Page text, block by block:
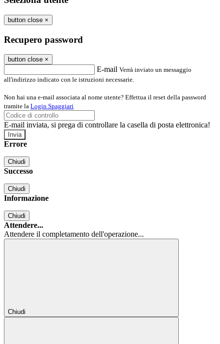
button close ×
Recupero password
button close ×
E-mail Verrà inviato un messaggio
all'indirizzo indicato con le istruzioni necessarie.
Non hai una e-mail associata al nome utente? Effettua il reset della password
tramite la Login Spaggiari
E-mail inviata, si prega di controllare la casella di posta elettronica!
Errore
Chiudi
Successo
Chiudi
Informazione
Chiudi
Attendere...
Attendere il completamento dell'operazione...
Chiudi